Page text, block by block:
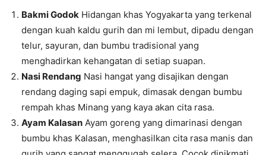
Bakmi Godok Hidangan khas Yogyakarta yang terkenal
dengan kuah kaldu gurih dan mi lembut, dipadu dengan
telur, sayuran, dan bumbu tradisional yang
menghadirkan kehangatan di setiap suapan.
Nasi Rendang Nasi hangat yang disajikan dengan
rendang daging sapi empuk, dimasak dengan bumbu
rempah khas Minang yang kaya akan cita rasa.
Ayam Kalasan Ayam goreng yang dimarinasi dengan
bumbu khas Kalasan, menghasilkan cita rasa manis dan